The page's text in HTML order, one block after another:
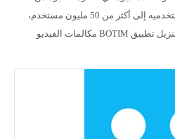
مختلف دول العالم، ووصل عدد مستخدميه إلى أكثر من 50 مليون مستخدم،
وللمزيد من المعلومات حول ملف تنزيل تطبيق BOTIM مكالمات الفيديو